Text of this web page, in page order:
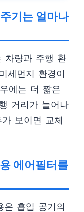
기는 얼마나
차량과 주행 환
세먼지 환경이
에는 더 짧은
거리가 늘어나
보이면 교체
에어필터를
은 흡입 공기의